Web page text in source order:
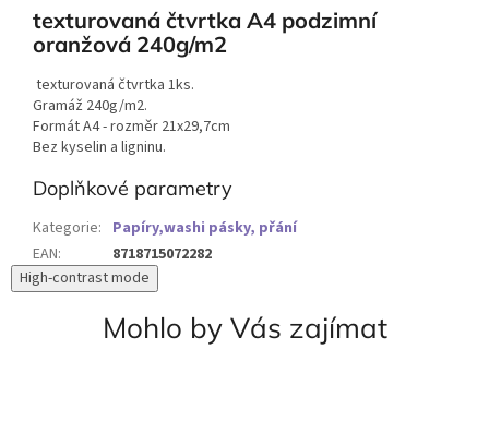
texturovaná čtvrtka A4 podzimní
oranžová 240g/m2
texturovaná čtvrtka 1ks.
Gramáž 240g/m2.
Formát A4 - rozměr 21x29,7cm
Bez kyselin a ligninu.
Doplňkové parametry
Kategorie: Papíry,washi pásky, přání
EAN:
8718715072282
High-contrast mode
Mohlo by Vás zajímat